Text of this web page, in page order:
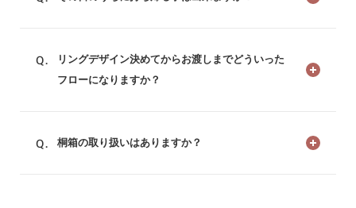
リングデザイン決めてからお渡しまでどういった
フローになりますか？
桐箱の取り扱いはありますか？